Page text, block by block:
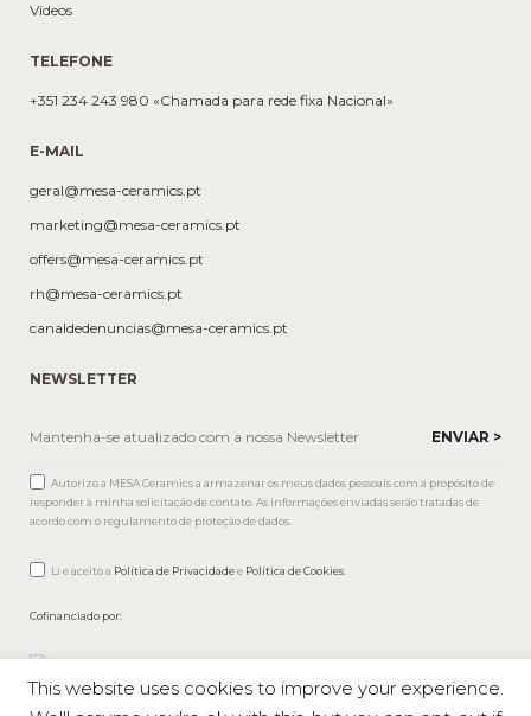
Vídeos
TELEFONE
+351 234 243 980 «Chamada para rede fixa Nacional»
E-MAIL
geral@mesa-ceramics.pt
marketing@mesa-ceramics.pt
offers@mesa-ceramics.pt
rh@mesa-ceramics.pt
canaldedenuncias@mesa-ceramics.pt
NEWSLETTER
Autorizo a MESA Ceramics a armazenar os meus dados pessoais com a propósito de
responder à minha solicitação de contato. As informações enviadas serão tratadas de
acordo com o regulamento de proteção de dados.
Li e aceito a Política de Privacidadee Política de Cookies.
Cofinanciado por:
This website uses cookies to improve your experience.